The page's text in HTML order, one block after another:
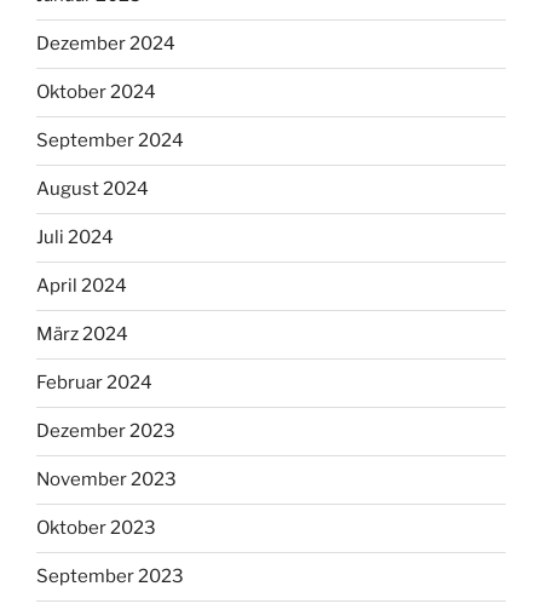
Dezember 2024
Oktober 2024
September 2024
August 2024
Juli 2024
April 2024
März 2024
Februar 2024
Dezember 2023
November 2023
Oktober 2023
September 2023